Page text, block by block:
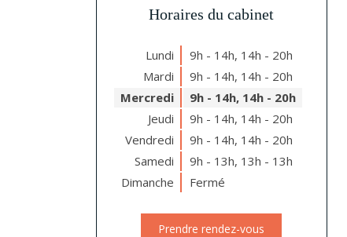
Horaires du cabinet
Lundi 9h - 14h, 14h - 20h
Mardi
9h - 14h, 14h - 20h
Mercredi
9h - 14h, 14h - 20h
Jeudi
9h - 14h, 14h - 20h
Vendredi
9h - 14h, 14h - 20h
Samedi
9h - 13h, 13h - 13h
Dimanche
Fermé
Prendre rendez-vous